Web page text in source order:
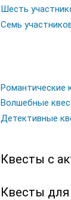
Шесть
Семь
Романтические
Волшебные
Детективные
Квесты с
Квесты для